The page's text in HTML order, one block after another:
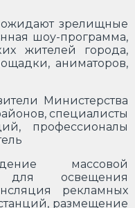
ожидают зрелищные
шоу-программа,
жителей города,
аниматоров,
Министерства
специалисты
профессионалы
массовой
для освещения
рекламных
размещение